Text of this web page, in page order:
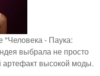
"Человека - Паука:
выбрала не просто
высокой моды.